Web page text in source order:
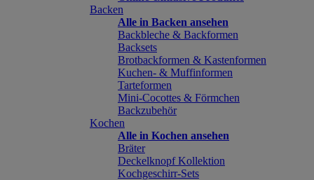
Backen
Alle in Backen ansehen
Backbleche & Backformen
Backsets
Brotbackformen & Kastenformen
Kuchen- & Muffinformen
Tarteformen
Mini-Cocottes & Förmchen
Backzubehör
Kochen
Alle in Kochen ansehen
Bräter
Deckelknopf Kollektion
Kochgeschirr-Sets